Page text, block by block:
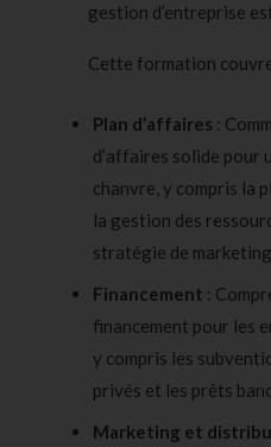
gestion d’entreprise
Cette formation
Plan d’affaires :
d’affaires solide pour
chanvre, y compris la
la gestion des
stratégie de
Financement :
financement pour les
y compris les
privés et les prêts
Marketing et